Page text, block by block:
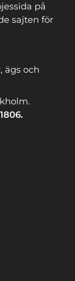
på
sajten för
ägs och